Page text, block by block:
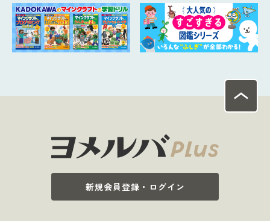
新規会員登録・ログイン